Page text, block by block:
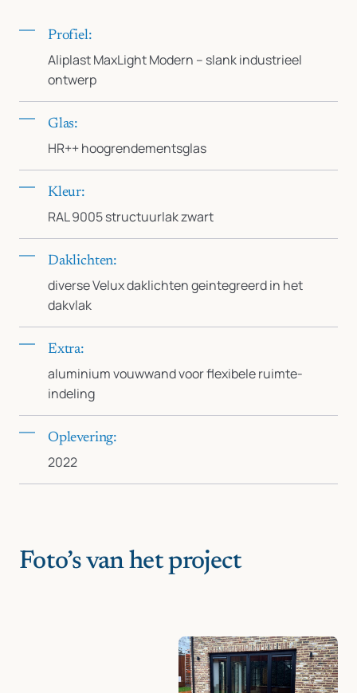
Profiel:
Aliplast MaxLight Modern – slank industrieel
ontwerp
Glas:
HR++ hoogrendementsglas
Kleur:
RAL 9005 structuurlak zwart
Daklichten:
diverse Velux daklichten geintegreerd in het
dakvlak
Extra:
aluminium vouwwand voor flexibele ruimte-
indeling
Oplevering:
2022
Foto’s van het project